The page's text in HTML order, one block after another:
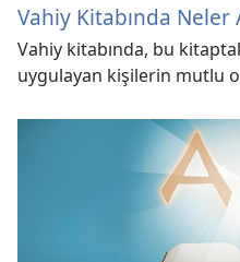
Vahiy Kitabında Neler
Vahiy kitabında, bu
uygulayan kişilerin mutlu